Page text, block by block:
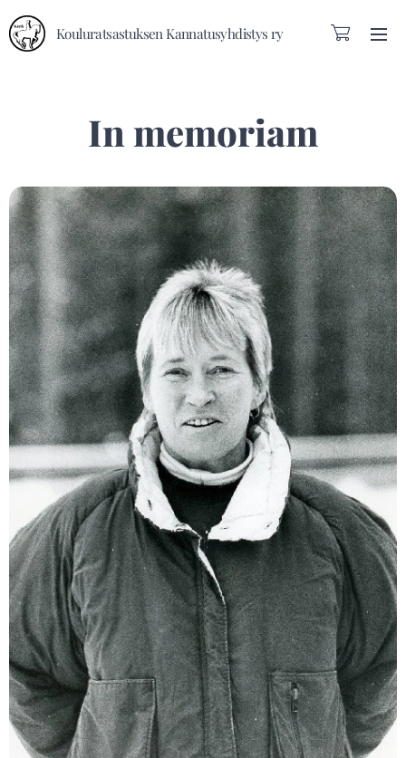
Kouluratsastuksen Kannatusyhdistys ry
In memoriam